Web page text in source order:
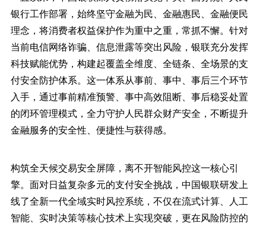
银行工作部署，始终坚守金融为民、金融惠民、金融便民
理念，将消费者权益保护作为重中之重，常抓不懈。针对
当前电信网络诈骗、信息泄露等突出风险，银联充分发挥
科技赋能优势，构建起覆盖全维度、全链条、全场景的支
付安全防护体系。这一体系从事前、事中、事后三个环节
入手，通过事前精准预警、事中高效阻断、事后稳妥处置
的闭环管理模式，全力守护人民群众财产安全，不断提升
金融服务的安全性、便捷性与获得感。
构筑全天候交易安全屏障，离不开智能风控这一核心引
擎。面对日益复杂多元的支付安全挑战，中国银联研发上
线了全新一代全域实时风控系统，不仅在流式计算、人工
智能、实时决策等核心技术上实现突破，更在风险防控的